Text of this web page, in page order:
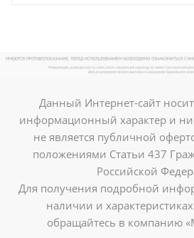
Данный Интернет-сайт
информационный характер и ни
не является публичной
положениями Статьи 437
Российской
Для получения подробной
наличии и
обращайтесь в компанию